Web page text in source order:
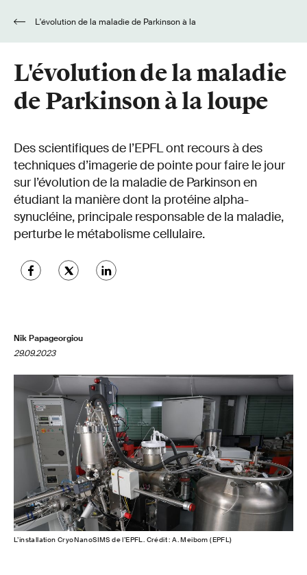
L'évolution de la maladie
de Parkinson à la loupe
Des scientifiques de l’EPFL ont recours à des
techniques d’imagerie de pointe pour faire le jour
sur l’évolution de la maladie de Parkinson en
étudiant la manière dont la protéine alpha-
synucléine, principale responsable de la maladie,
perturbe le métabolisme cellulaire.
Nik Papageorgiou
29.09.2023
L’installation CryoNanoSIMS de l’EPFL. Crédit : A. Meibom (EPFL)